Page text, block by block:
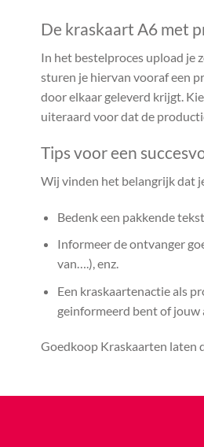
De kraskaart A6 met
In het bestelproces upload je
sturen je hiervan vooraf een
door elkaar geleverd krijgt.
uiteraard voor dat de
Tips voor een
Wij vinden het belangrijk dat
Bedenk een pakkende
Informeer de ontvanger
van….), enz.
Een kraskaartenactie als
geinformeerd bent of
Goedkoop Kraskaarten laten